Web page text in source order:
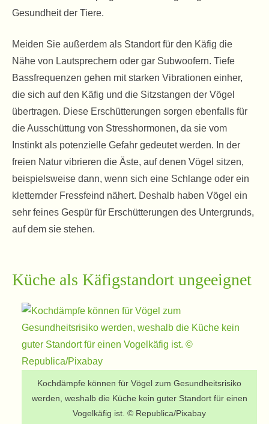
Gesundheit der Tiere.
Meiden Sie außerdem als Standort für den Käfig die
Nähe von Lautsprechern oder gar Subwoofern. Tiefe
Bassfrequenzen gehen mit starken Vibrationen einher,
die sich auf den Käfig und die Sitzstangen der Vögel
übertragen. Diese Erschütterungen sorgen ebenfalls für
die Ausschüttung von Stresshormonen, da sie vom
Instinkt als potenzielle Gefahr gedeutet werden. In der
freien Natur vibrieren die Äste, auf denen Vögel sitzen,
beispielsweise dann, wenn sich eine Schlange oder ein
kletternder Fressfeind nähert. Deshalb haben Vögel ein
sehr feines Gespür für Erschütterungen des Untergrunds,
auf dem sie stehen.
Küche als Käfigstandort ungeeignet
Kochdämpfe können für Vögel zum Gesundheitsrisiko
werden, weshalb die Küche kein guter Standort für einen
Vogelkäfig ist. © Republica/Pixabay